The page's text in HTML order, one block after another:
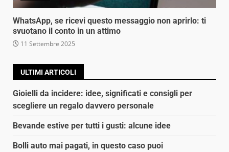
WhatsApp, se ricevi questo messaggio non aprirlo: ti
svuotano il conto in un attimo
11 Settembre 2025
ULTIMI ARTICOLI
Gioielli da incidere: idee, significati e consigli per
scegliere un regalo davvero personale
Bevande estive per tutti i gusti: alcune idee
Bolli auto mai pagati, in questo caso puoi